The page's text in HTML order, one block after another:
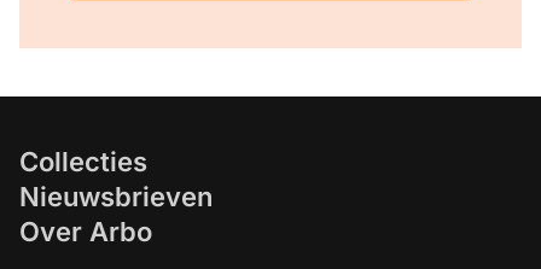
Collecties
Nieuwsbrieven
Over Arbo